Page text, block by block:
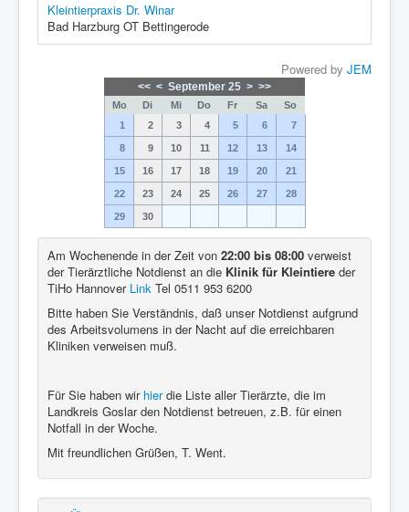
Kleintierpraxis Dr. Winar
Bad Harzburg OT Bettingerode
Powered by JEM
<< < September 25 > >>
Mo Di Mi Do Fr Sa
So
1
2 3 4 5 6 7
8 9 10 11 12 13 14
15 16 17 18 19 20 21
22 23 24 25 26 27 28
29 30
Am Wochenende in der Zeit von 22:00 bis 08:00 verweist
der Tierärztliche Notdienst an die Klinik für Kleintiere der
TiHo Hannover Link Tel 0511 953 6200
Bitte haben Sie Verständnis, daß unser Notdienst aufgrund
des Arbeitsvolumens in der Nacht auf die erreichbaren
Kliniken verweisen muß.
Für Sie haben wir hierdie Liste aller Tierärzte, die im
Landkreis Goslar den Notdienst betreuen, z.B. für einen
Notfall in der Woche.
Mit freundlichen Grüßen, T. Went.